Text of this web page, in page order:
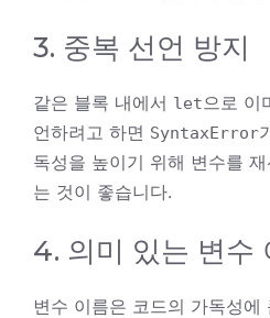
3. 중복 선언 방지
같은 블록 내에서 let으로 이
언하려고 하면 SyntaxError
독성을 높이기 위해 변수를
는 것이 좋습니다.
4. 의미 있는 변수
변수 이름은 코드의 가독성에